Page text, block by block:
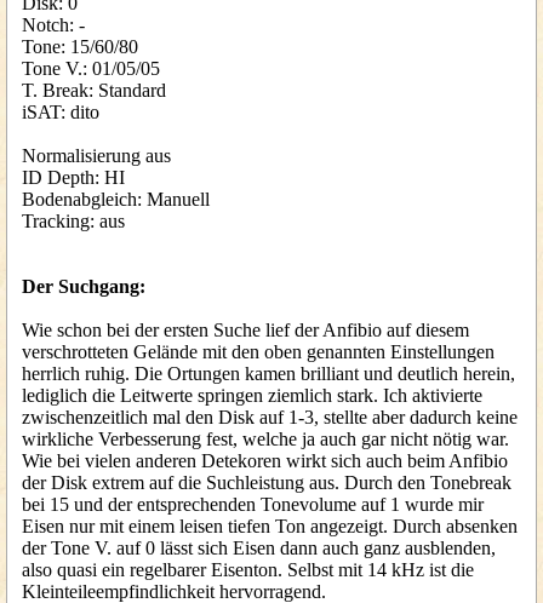
Notch: -
Tone: 15/60/80
Tone V.: 01/05/05
T. Break: Standard
iSAT: dito
Normalisierung aus
ID Depth: HI
Bodenabgleich: Manuell
Tracking: aus
Der Suchgang:
Wie schon bei der ersten Suche lief der Anfibio auf diesem
verschrotteten Gelände mit den oben genannten Einstellungen
herrlich ruhig. Die Ortungen kamen brilliant und deutlich herein,
lediglich die Leitwerte springen ziemlich stark. Ich aktivierte
zwischenzeitlich mal den Disk auf 1-3, stellte aber dadurch keine
wirkliche Verbesserung fest, welche ja auch gar nicht nötig war.
Wie bei vielen anderen Detekoren wirkt sich auch beim Anfibio
der Disk extrem auf die Suchleistung aus. Durch den Tonebreak
bei 15 und der entsprechenden Tonevolume auf 1 wurde mir
Eisen nur mit einem leisen tiefen Ton angezeigt. Durch absenken
der Tone V. auf 0 lässt sich Eisen dann auch ganz ausblenden,
also quasi ein regelbarer Eisenton. Selbst mit 14 kHz ist die
Kleinteileempfindlichkeit hervorragend.